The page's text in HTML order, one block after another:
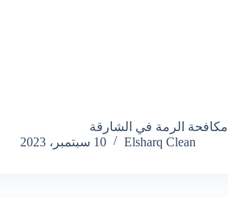
مكافحة الرمة في الشارقة
Elsharq Clean
10 سبتمبر، 2023